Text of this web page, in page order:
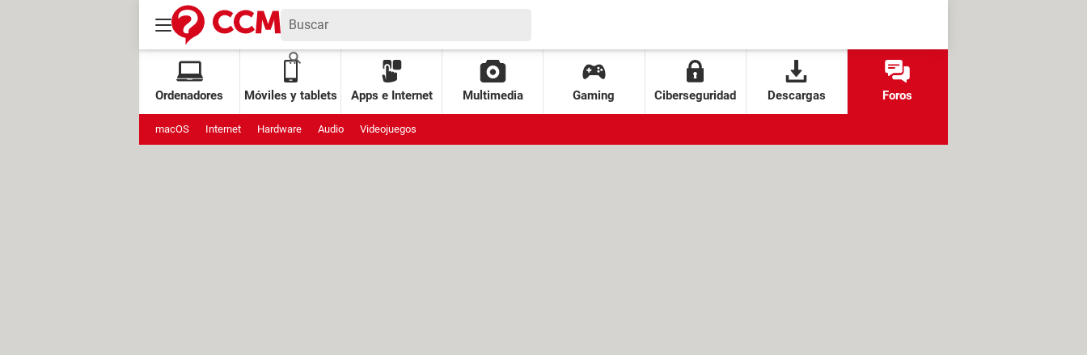
Ordenadores Móviles y tablets Apps e Internet Multimedia Gaming Ciberseguridad Descargas Foros
macOS Internet Hardware Audio Videojuegos